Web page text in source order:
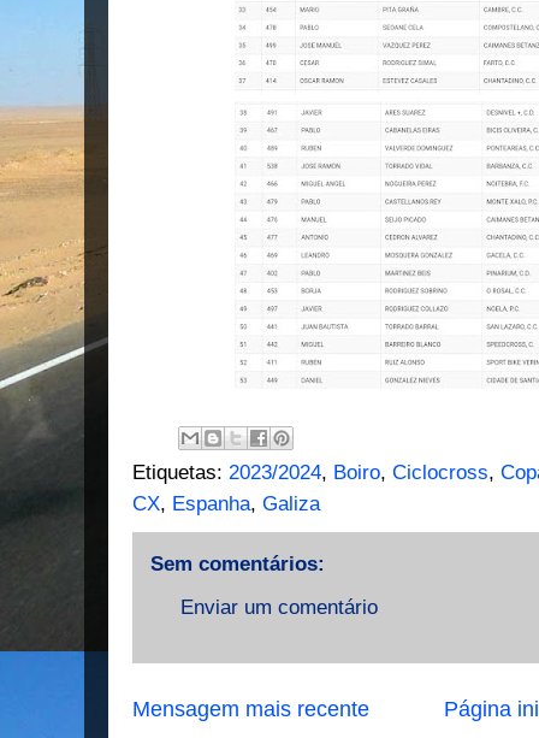
Etiquetas: 2023/2024, Boiro, Ciclocross,
CX, Espanha, Galiza
Sem comentários:
Enviar um comentário
Mensagem mais recente Página